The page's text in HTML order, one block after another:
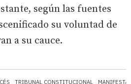
TRIBUNAL CONSTITUCIONAL
según las fuentes
su voluntad de
a su cauce.